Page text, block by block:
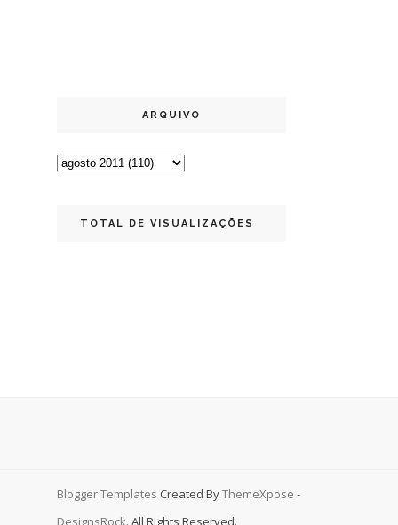
ARQUIVO
TOTAL DE VISUALIZAÇÕES
Blogger Templates Created ByThemeXpose -
DesignsRock. All Rights Reserved.